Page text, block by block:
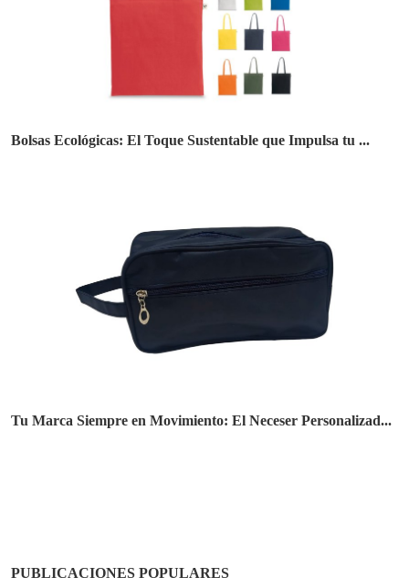
Bolsas Ecológicas: El Toque Sustentable que Impulsa tu ...
Tu Marca Siempre en Movimiento: El Neceser Personalizad...
PUBLICACIONES POPULARES